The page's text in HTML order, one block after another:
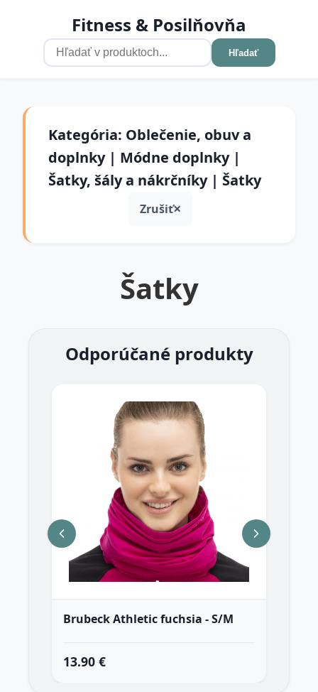
Fitness & Posilňovňa
Hľadať
Kategória: Oblečenie, obuv a
doplnky | Módne doplnky |
Šatky, šály a nákrčníky | Šatky
Zrušiť
Šatky
Odporúčané produkty
Brubeck Athletic fuchsia - S/M
13.90 €